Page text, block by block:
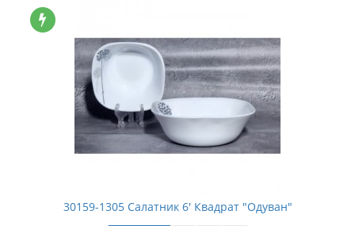
30159-1305 Салатник 6' Квадрат "Одуван"